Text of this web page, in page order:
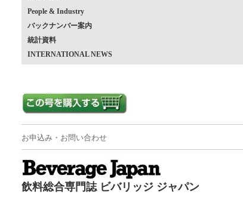
People & Industry
バックナンバー案内
統計資料
INTERNATIONAL NEWS
お申込み・お問い合わせ
飲料総合専門誌 ビバリッジ ジャパン